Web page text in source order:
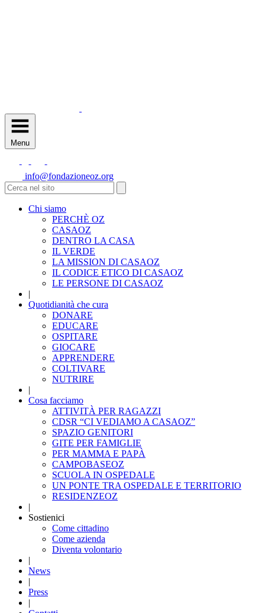
Menu
info@fondazioneoz.org
Chi siamo
PERCHÈ OZ
CASAOZ
DENTRO LA CASA
IL VERDE
LA MISSION DI CASAOZ
IL CODICE ETICO DI CASAOZ
LE PERSONE DI CASAOZ
|
Quotidianità che cura
DONARE
EDUCARE
OSPITARE
GIOCARE
APPRENDERE
COLTIVARE
NUTRIRE
|
Cosa facciamo
ATTIVITÀ PER RAGAZZI
CDSR “CI VEDIAMO A CASAOZ”
SPAZIO GENITORI
GITE PER FAMIGLIE
PER MAMMA E PAPÀ
CAMPOBASEOZ
SCUOLA IN OSPEDALE
UN PONTE TRA OSPEDALE E TERRITORIO
RESIDENZEOZ
|
Sostienici
Come cittadino
Come azienda
Diventa volontario
|
News
|
Press
|